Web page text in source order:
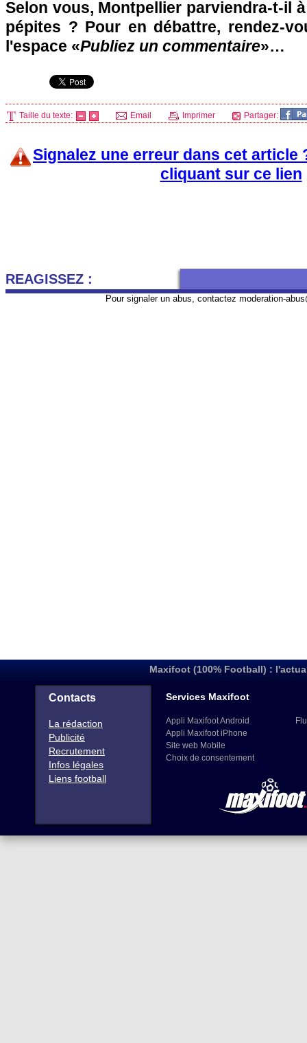
Selon vous, Montpellier parviendra-t-il
pépites ? Pour en débattre, rendez-
l'espace «Publiez un commentaire»…
Taille du texte: Email Imprimer Partager:
Signalez une erreur dans cet article
cliquant sur ce lien
REAGISSEZ :
Pour signaler un abus, contactez moderation-
Maxifoot (100% Football) :
Contacts
La rédaction
Publicité
Recrutement
Infos légales
Liens football
Services Maxifoot
Appli Maxifoot Android
Appli Maxifoot iPhone
Site web Mobile
Choix de consentement